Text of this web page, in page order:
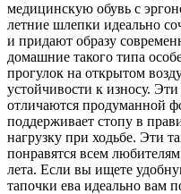
медицинскую обувь с
летние шлепки идеально
и придают образу
домашние такого типа
прогулок на открытом
устойчивости к износу.
отличаются продуманной
поддерживает стопу в
нагрузку при ходьбе. Эти
понравятся всем
лета. Если вы ищете
тапочки ева идеально вам